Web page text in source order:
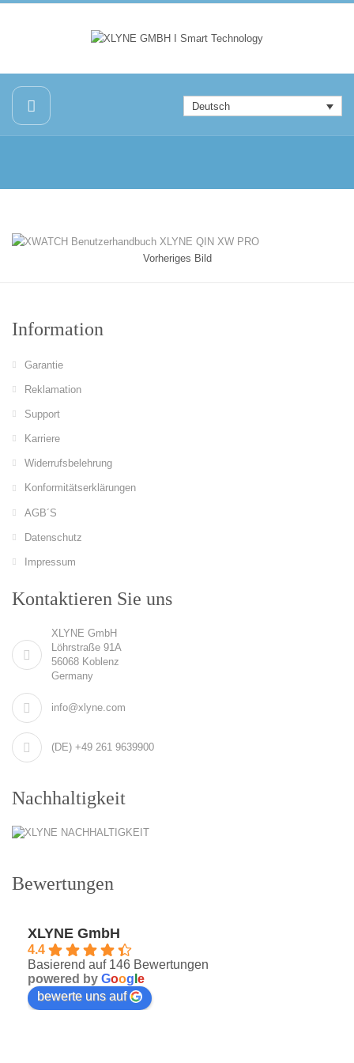
Deutsch
Vorheriges Bild
Information
Garantie
Reklamation
Support
Karriere
Widerrufsbelehrung
Konformitätserklärungen
AGB´S
Datenschutz
Impressum
Kontaktieren Sie uns
XLYNE GmbH
Löhrstraße 91A
56068 Koblenz
Germany
info@xlyne.com
(DE) +49 261 9639900
Nachhaltigkeit
Bewertungen
XLYNE GmbH
4.4
Basierend auf 146 Bewertungen
powered by Goog e
bewerte uns auf